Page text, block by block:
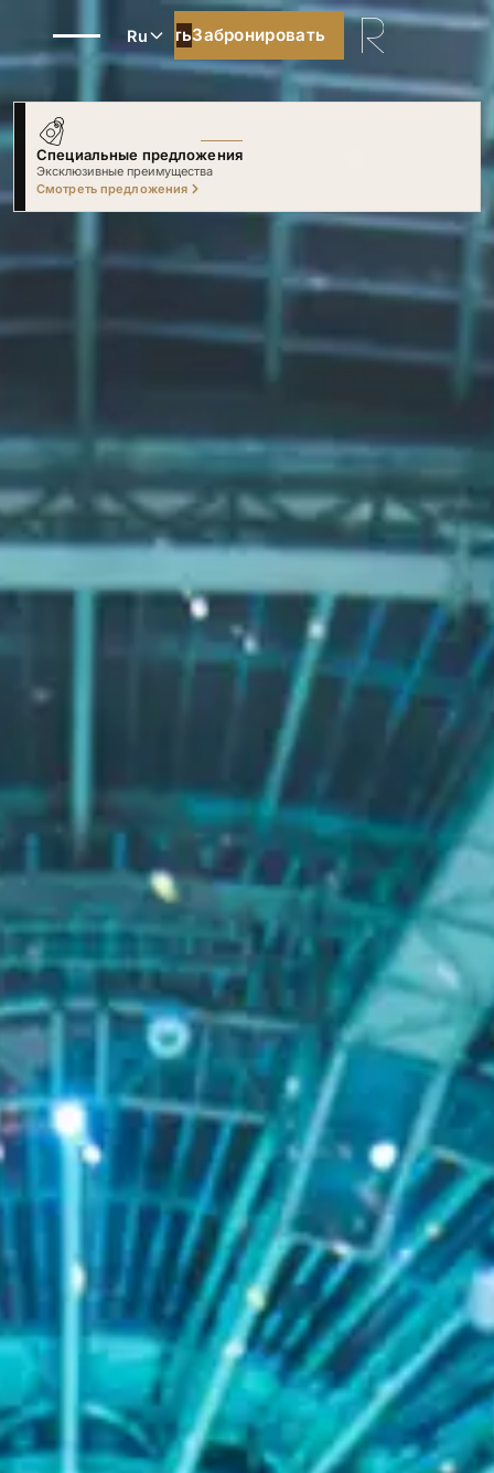
Ru Забронировать
Забронировать
Специальные предложения
Только на сайте
Смотреть предложения